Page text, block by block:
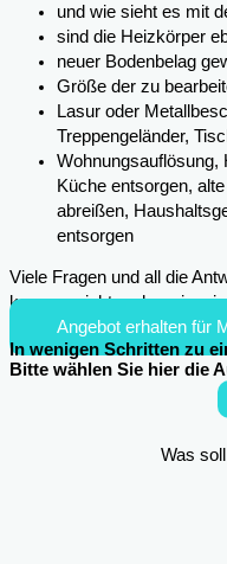
und wie sieht es mit
sind die Heizkörper
neuer Bodenbelag
Größe der zu
Lasur oder
Treppengeländer,
Wohnungsauflösung,
Küche entsorgen,
abreißen,
entsorgen
Viele Fragen und all die
kann es nicht mehr sein,
Angebot erhalten für
In wenigen Schritten zu
Bitte wählen Sie hier die
Was